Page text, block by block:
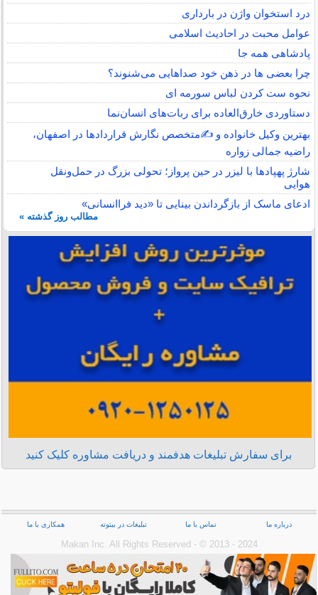
درد استخوان واژن در بارداری
عوامل محبت در احادیث اسلامى
پادشاهی همه جا
چرا بعضی ها در ذهن خود صداهایی می‌شنوند؟
نحوه ست کردن لباس سورمه ای
دستاوردی خارق‌العاده برای ربات‌های انسان‌نما
بهترین وکیل خانواده و ✍️متخصص نگارش قراردادها در اصفهان،
راضیه جمالی زواره
شارژ پهپادها با لیزر در حین پرواز؛ تحولی بزرگ در حمل‌ونقل
هوایی
ادعای ماسک از بازگرداندن بینایی تا «دید فراانسانی»
مطالب روز گذشته »
برای سفارش تبلیغات هدفمند و دریافت مشاوره کلیک کنید
درباره ما تماس با ما تبلیغات در بیتوته همکاری با ما
Makan Inc.‎ All Rights Reserved - © 2013 - 2024